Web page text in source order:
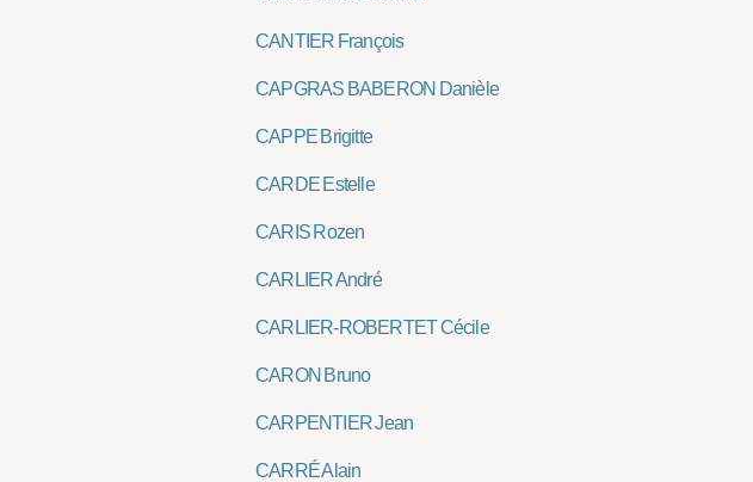
CANTIER François
CAPGRAS BABERON Danièle
CAPPE Brigitte
CARDE Estelle
CARIS Rozen
CARLIER André
CARLIER-ROBERTET Cécile
CARON Bruno
CARPENTIER Jean
CARRÉ Alain